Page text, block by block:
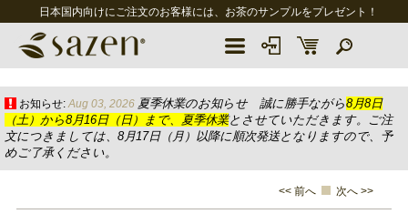
日本国内向けにご注文のお客様には、お茶のサンプルをプレゼント！
お知らせ: Aug 03, 2026 夏季休業のお知らせ 誠に勝手ながら8月8日
（土）から8月16日（日）まで、夏季休業とさせていただきます。ご注
文につきましては、8月17日（月）以降に順次発送となりますので、予
めご了承ください。
<< 前へ 次へ >>